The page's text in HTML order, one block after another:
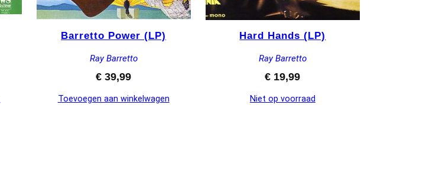
Barretto Power (LP)
Ray Barretto
€ 39,99
Toevoegen aan winkelwagen
Hard Hands (LP)
Ray Barretto
€ 19,99
Niet op voorraad